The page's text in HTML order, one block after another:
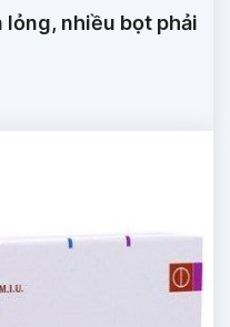
lỏng, nhiều bọt phải